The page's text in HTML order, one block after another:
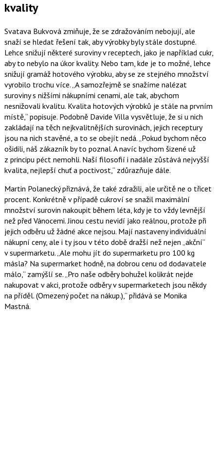
kvality
Svatava Bukvová zmiňuje, že se zdražováním nebojují, ale
snaží se hledat řešení tak, aby výrobky byly stále dostupné.
Lehce snižují některé suroviny v receptech, jako je například cukr,
aby to nebylo na úkor kvality. Nebo tam, kde je to možné, lehce
snižují gramáž hotového výrobku, aby se ze stejného množství
vyrobilo trochu více. A samozřejmě se snažíme nalézat
suroviny s nižšími nákupními cenami, ale tak, abychom
nesnižovali kvalitu. Kvalita hotových výrobků je stále na prvním
místě, popisuje. Podobně Davide Villa vysvětluje, že si u nich
zakládají na těch nejkvalitnějších surovinách, jejich receptury
jsou na nich stavěné, a to se obejít nedá. Pokud bychom něco
ošidili, náš zákazník by to poznal. A navíc bychom šizené už
z principu péct nemohli. Naší filosofií i nadále zůstává nejvyšší
kvalita, nejlepší chuť a poctivost, zdůrazňuje dále.
Martin Polanecký přiznává, že také zdražili, ale určitě ne o třicet
procent. Konkrétně v případě cukroví se snažil maximální
množství surovin nakoupit během léta, kdy je to vždy levnější
než před Vánocemi. Jinou cestu nevidí jako reálnou, protože při
jejich odběru už žádné akce nejsou. Mají nastaveny individuální
nákupní ceny, ale i ty jsou v této době dražší než nejen „akční“
v supermarketu. Ale mohu jít do supermarketu pro 100 kg
másla? Na supermarket hodně, na dobrou cenu od dodavatele
málo, zamýšlí se. Pro naše odběry bohužel kolikrát nejde
nakupovat v akci, protože odběry v supermarketech jsou někdy
na příděl. (Omezený počet na nákup.), přidává se Monika
Mastná.